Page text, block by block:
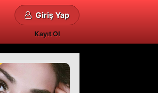
Giriş Yap
Kayıt Ol